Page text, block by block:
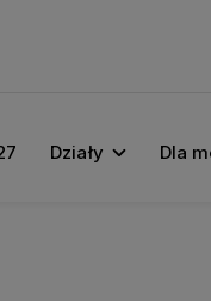
Działy Dla